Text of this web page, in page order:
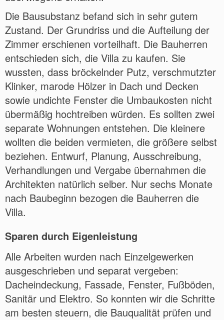
Die Bausubstanz befand sich in sehr gutem
Zustand. Der Grundriss und die Aufteilung der
Zimmer erschienen vorteilhaft. Die Bauherren
entschieden sich, die Villa zu kaufen. Sie
wussten, dass bröckelnder Putz, verschmutzter
Klinker, marode Hölzer in Dach und Decken
sowie undichte Fenster die Umbaukosten nicht
übermäßig hochtreiben würden. Es sollten zwei
separate Wohnungen entstehen. Die kleinere
wollten die beiden vermieten, die größere selbst
beziehen. Entwurf, Planung, Ausschreibung,
Verhandlungen und Vergabe übernahmen die
Architekten natürlich selber. Nur sechs Monate
nach Baubeginn bezogen die Bauherren die
Villa.
Sparen durch Eigenleistung
Alle Arbeiten wurden nach Einzelgewerken
ausgeschrieben und separat vergeben:
Dacheindeckung, Fassade, Fenster, Fußböden,
Sanitär und Elektro. So konnten wir die Schritte
am besten steuern, die Bauqualität prüfen und